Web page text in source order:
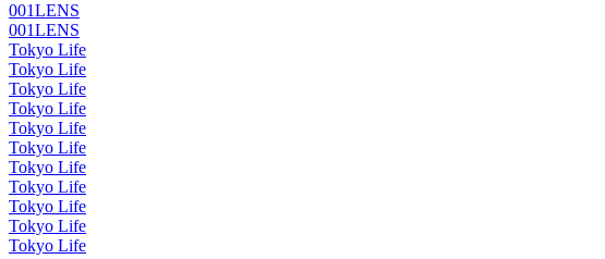
001LENS
001LENS
Tokyo Life
Tokyo Life
Tokyo Life
Tokyo Life
Tokyo Life
Tokyo Life
Tokyo Life
Tokyo Life
Tokyo Life
Tokyo Life
Tokyo Life